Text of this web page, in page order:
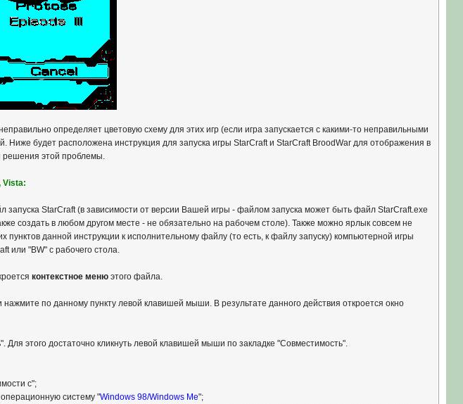
определяет цветовую схему для этих игр (если игра запускается с какими-то неправильными
Ниже будет расположена инструкция для запуска игры StarCraft и StarCraft BroodWar для отображения в
решения этой проблемы.
Vista:
StarCraft (в зависимости от версии Вашей игры - файлом запуска может быть файл StarCraft.exe
создать в любом другом месте - не обязательно на рабочем столе). Также можно ярлык совсем не
данной инструкции к исполнительному файлу (то есть, к файлу запуску) компьютерной игры
или "BW" с рабочего стола.
контекстное менюэтого файла.
по данному пункту левой клавишей мыши. В результате данного действия откроется окно
". Для этого достаточно кликнуть левой клавишей мыши по закладке "Совместимость".
с";
систему "Windows 98/Windows Me";